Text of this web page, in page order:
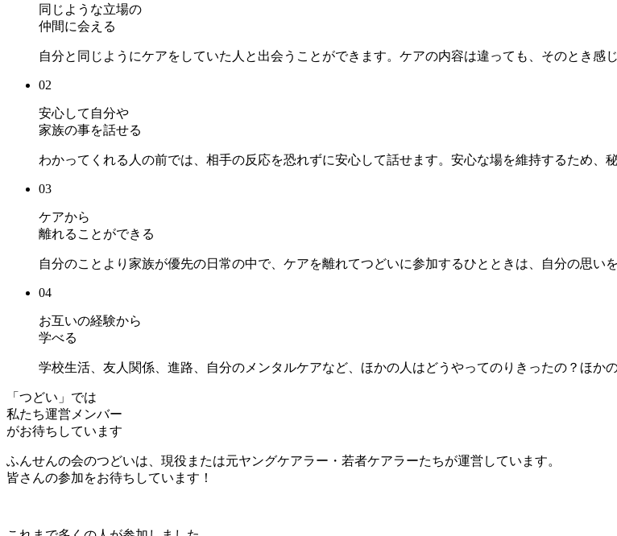
同じような立場の
仲間に会える
自分と同じようにケアをしていた人と出会うことができます。ケアの内容は違っても、そのとき感
02
安心して自分や
家族の事を話せる
わかってくれる人の前では、相手の反応を恐れずに安心して話せます。安心な場を維持するため、
03
ケアから
離れることができる
自分のことより家族が優先の日常の中で、ケアを離れてつどいに参加するひとときは、自分の思い
04
お互いの経験から
学べる
学校生活、友人関係、進路、自分のメンタルケアなど、ほかの人はどうやってのりきったの？ほか
「つどい」では
私たち運営メンバー
がお待ちしています
ふんせんの会のつどいは、現役または元ヤングケアラー・若者ケアラーたちが運営しています。
皆さんの参加をお待ちしています！